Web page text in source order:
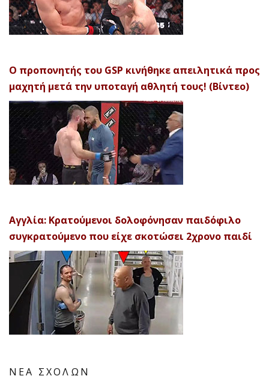
Ο προπονητής του GSP κινήθηκε απειλητικά προς
μαχητή μετά την υποταγή αθλητή τους! (Βίντεο)
Αγγλία: Κρατούμενοι δολοφόνησαν παιδόφιλο
συγκρατούμενο που είχε σκοτώσει 2χρονο παιδί
ΝΕΑ ΣΧΟΛΩΝ